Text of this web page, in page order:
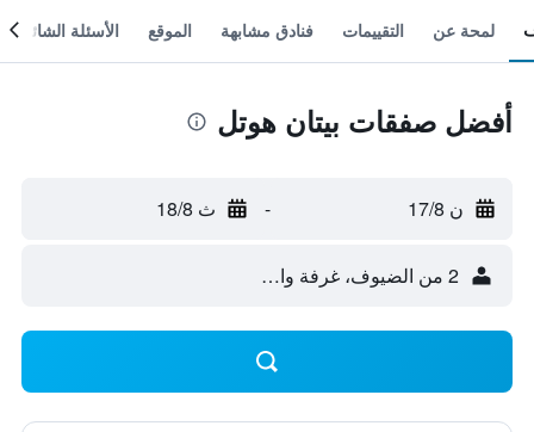
لمحة عن التقييمات فنادق مشابهة الموقع الأسئلة الشائعة
أفضل صفقات بيتان هوتل
ن 17/8 - ث 18/8
2 من الضيوف، غرفة واحدة